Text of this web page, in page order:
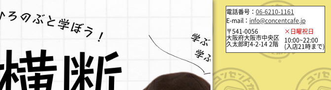
電話番号： 06-6210-1161
E-mail： info@concentcafe.jp
〒541-0056
大阪府大阪市中央区
久太郎町4-2-14 2階
×日曜祝日
10:00~22:00
(入店21時まで)